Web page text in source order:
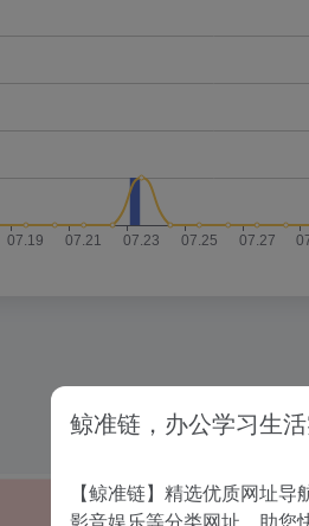
没有相关内容!
鲸准链，办公学习生
【鲸准链】精选优质网址
影音娱乐等分类网址，助您